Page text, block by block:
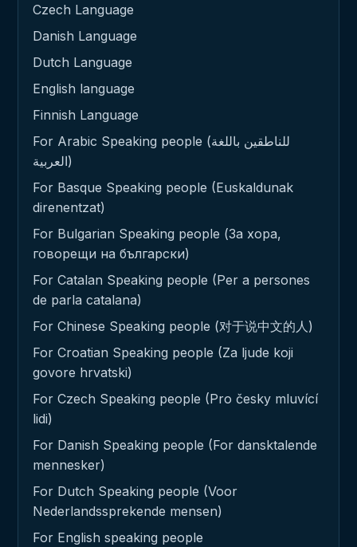
Czech Language
Danish Language
Dutch Language
English language
Finnish Language
For Arabic Speaking people (للناطقين باللغة
العربية)
For Basque Speaking people (Euskaldunak
direnentzat)
For Bulgarian Speaking people (За хора,
говорещи на български)
For Catalan Speaking people (Per a persones
de parla catalana)
For Chinese Speaking people (对于说中文的人)
For Croatian Speaking people (Za ljude koji
govore hrvatski)
For Czech Speaking people (Pro česky mluvící
lidi)
For Danish Speaking people (For dansktalende
mennesker)
For Dutch Speaking people (Voor
Nederlandssprekende mensen)
For English speaking people